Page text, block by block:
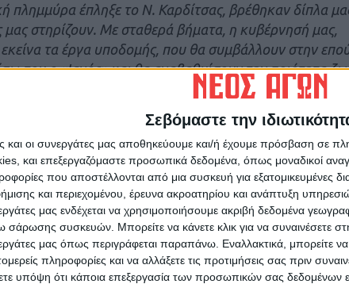
Σεβόμαστε την
και οι συνεργάτες μας αποθηκεύουμε και/ή έχουμε πρόσβαση σε
και επεξεργαζόμαστε προσωπικά δεδομένα, όπως μοναδικοί
που αποστέλλονται από μια συσκευή για εξατομικευμένες
και περιεχομένου, έρευνα ακροατηρίου και ανάπτυξη
μας ενδέχεται να χρησιμοποιήσουμε ακριβή δεδομένα
σάρωσης συσκευών. Μπορείτε να κάνετε κλικ για να συναινέσετε
μας όπως περιγράφεται παραπάνω. Εναλλακτικά, μπορείτε
πληροφορίες και να αλλάξετε τις προτιμήσεις σας πριν
υπόψη ότι κάποια επεξεργασία των προσωπικών σας δεδομένων
πλημμύρα έπληξε το Ν. Καρδίτσας, βρέθηκαν δίπλα
στηρίζουν. Με σταθερά βήματα, η κυβέρνησή μας,
εκείνα τα έργα υποδομής, που θα συμβάλλουν στην
του ο «Ιανός» και θα αναβαθμίσουν την ποιότητα
θερμά τον Υπουργό Υποδομών και Μεταφορών κ.
ρυθμούς, δρομολόγησε αυτό το σημαντικό και